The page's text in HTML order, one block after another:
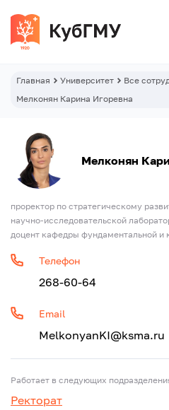
Главная Университет
Все
Мелконян Карина Игоревна
Мелконян
проректор по стратегическому
научно-исследовательской
доцент кафедры фундаментальной и
Телефон
268-60-64
Email
MelkonyanKI@ksma.ru
Работает в следующих
Ректорат